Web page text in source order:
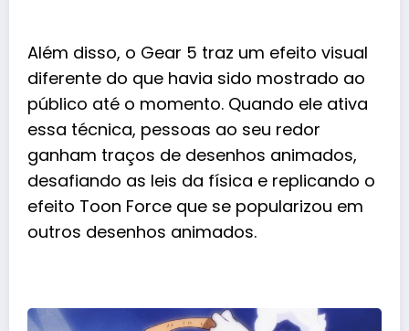
Além disso, o Gear 5 traz um efeito visual
diferente do que havia sido mostrado ao
público até o momento. Quando ele ativa
essa técnica, pessoas ao seu redor
ganham traços de desenhos animados,
desafiando as leis da física e replicando o
efeito Toon Force que se popularizou em
outros desenhos animados.